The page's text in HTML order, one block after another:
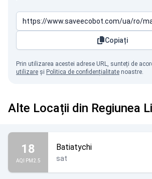
Copiați
Prin utilizarea acestei adrese URL, sunteți de
utilizare și Politica de confidențialitate noastre.
Alte Locații din Regiunea
18
AQI PM2.5
Batiatychi
sat